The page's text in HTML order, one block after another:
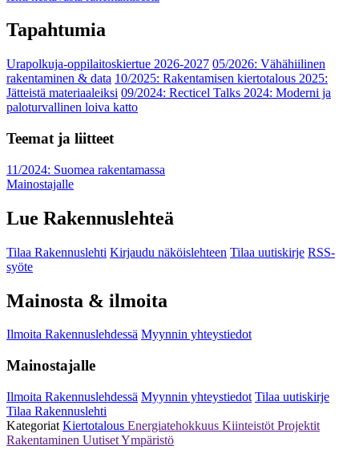
Tapahtumia
Urapolkuja-oppilaitoskiertue 2026-2027 05/2026: Vähähiilinen
rakentaminen & data 10/2025: Rakentamisen kiertotalous 2025:
Jätteistä materiaaleiksi 09/2024: Recticel Talks 2024: Moderni ja
paloturvallinen loiva katto
Teemat ja liitteet
11/2024: Suomea rakentamassa
Mainostajalle
Lue Rakennuslehteä
Tilaa Rakennuslehti Kirjaudu näköislehteen Tilaa uutiskirje RSS-
syöte
Mainosta & ilmoita
Ilmoita Rakennuslehdessä Myynnin yhteystiedot
Mainostajalle
Ilmoita Rakennuslehdessä Myynnin yhteystiedot Tilaa uutiskirje
Tilaa Rakennuslehti
Kategoriat Kiertotalous Energiatehokkuus Kiinteistöt Projektit
Rakentaminen UutisetYmpäristö